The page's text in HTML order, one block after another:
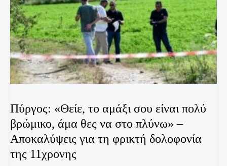
Πύργος: «Θείε, το αμάξι σου είναι πολύ
βρώμικο, άμα θες να στο πλύνω» –
Αποκαλύψεις για τη φρικτή δολοφονία
της 11χρονης